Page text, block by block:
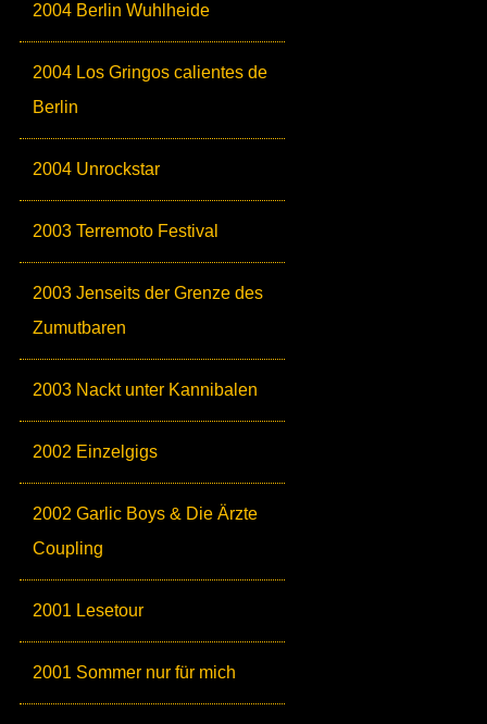
2004 Berlin Wuhlheide
2004 Los Gringos calientes de
Berlin
2004 Unrockstar
2003 Terremoto Festival
2003 Jenseits der Grenze des
Zumutbaren
2003 Nackt unter Kannibalen
2002 Einzelgigs
2002 Garlic Boys & Die Ärzte
Coupling
2001 Lesetour
2001 Sommer nur für mich